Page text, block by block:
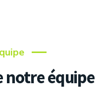
notre équipe